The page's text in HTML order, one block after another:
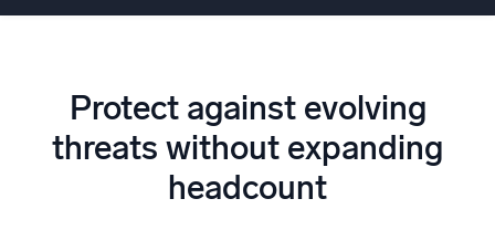
신뢰할 수 있고 인증된
Protect against evolving
threats without expanding
headcount